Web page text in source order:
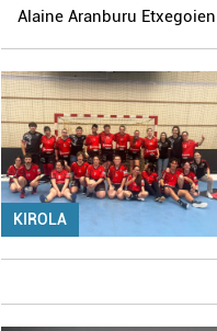
Alaine Aranburu Etxegoien
KIROLA